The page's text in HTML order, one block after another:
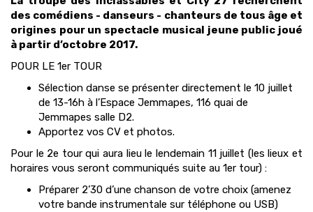
des comédiens - danseurs - chanteurs de tous âge et
origines pour un spectacle musical jeune public joué
à partir d’octobre 2017.
POUR LE 1er TOUR
Sélection danse se présenter directement le 10 juillet
de 13-16h à l’Espace Jemmapes, 116 quai de
Jemmapes salle D2.
Apportez vos CV et photos.
Pour le 2e tour qui aura lieu le lendemain 11 juillet (les lieux et
horaires vous seront communiqués suite au 1er tour) :
Préparer 2’30 d’une chanson de votre choix (amenez
votre bande instrumentale sur téléphone ou USB)